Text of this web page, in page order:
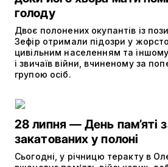
голоду
Двоє полонених окупантів із
Зефір отримали підозри у
цивільним населенням та
і звичаїв війни, вчиненому за
групою осіб.
28 липня — День пам’яті
закатованих у полоні
Сьогодні, у річницю теракту в